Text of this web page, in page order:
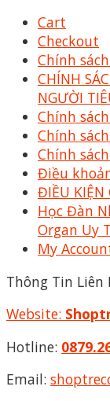
Cart
Checkout
Chính
CHÍNH
NGƯỜI
Chính
Chính
Chính
Điều
ĐIỀU KIỆN
Học Đàn
Organ Uy
My
Thông Tin Liên
Website:
Hotline:
Email: